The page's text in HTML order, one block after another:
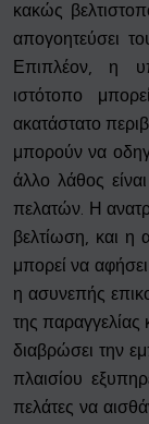
κακώς
απογοητεύσει
Επιπλέον, η
ιστότοπο
ακατάστατο
μπορούν να
άλλο λάθος
πελατών. Η
βελτίωση, και η
μπορεί να
η ασυνεπής
της παραγγελίας
διαβρώσει την
πλαισίου
πελάτες να